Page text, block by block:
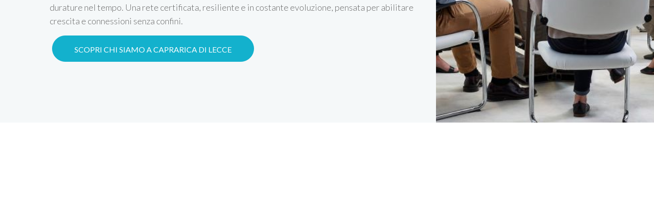
durature nel tempo. Una rete certificata, resiliente e in costante evoluzione, pensata per abilitare
crescita e connessioni senza confini.
SCOPRI CHI SIAMO A CAPRARICA DI LECCE